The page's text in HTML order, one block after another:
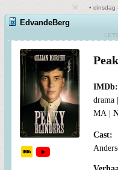
• dinsdag
EdvandeBerg
drama
MA